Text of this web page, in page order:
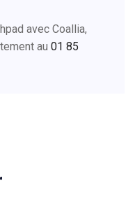
avec Coallia,
au 01 85